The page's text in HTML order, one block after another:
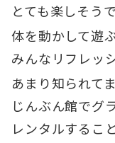
とても楽しそう
体を動かして遊
みんなリフレッ
あまり知られて
じんぶん館でグ
レンタルするこ